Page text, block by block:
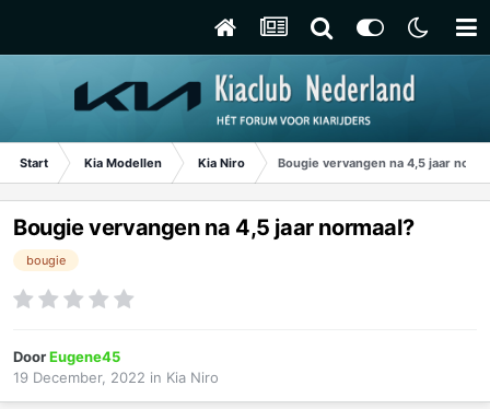
Start Kia Modellen Kia Niro Bougie vervangen na 4,5 jaar
Bougie vervangen na 4,5 jaar normaal?
bougie
DoorEugene45
19 December, 2022 in Kia Niro